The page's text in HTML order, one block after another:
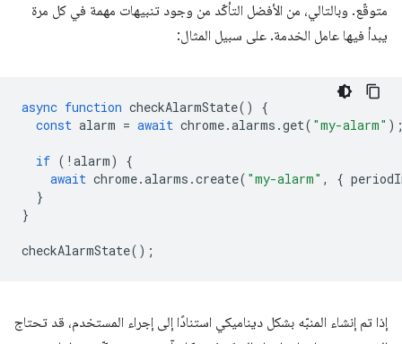
متوقّع. وبالتالي، من الأفضل التأكّد من وجود تنبيهات مهمة في كل مرة
يبدأ فيها عامل الخدمة. على سبيل المثال:
async function checkAlarmState()
{
const alarm = await chrome.alarms .get( "my-alarm"
if ( ! alarm)
{
await chrome.alarms .create( "my-alarm" , {
}
}
checkAlarmState();
إذا تم إنشاء المنبّه بشكل ديناميكي استنادًا إلى إجراء المستخدم، قد تحتاج